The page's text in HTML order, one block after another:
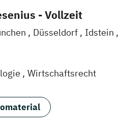
- Vollzeit
Düsseldorf Idstein
Wirtschaftsrecht